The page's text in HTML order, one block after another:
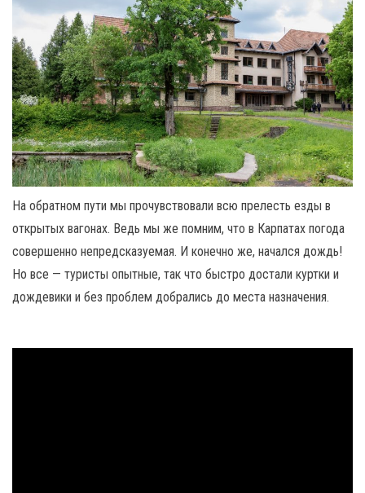
На обратном пути мы прочувствовали всю прелесть езды в
открытых вагонах. Ведь мы же помним, что в Карпатах погода
совершенно непредсказуемая. И конечно же, начался дождь!
Но все — туристы опытные, так что быстро достали куртки и
дождевики и без проблем добрались до места назначения.